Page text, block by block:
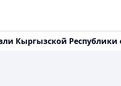
Кыргызской Республики